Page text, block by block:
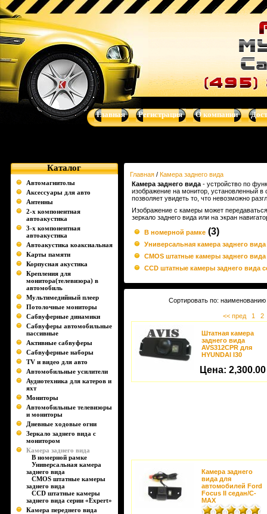
Камера заднего вида - Музыка для Вашего авто -
навигационные системы от Clarion, Mystery, Kicker, Prology,
Главная Регистрация О компании
Каталог
Автомагнитолы
Аксессуары для авто
Антенны
2-х компонентная
автоакустика
3-х компонентная
автоакустика
Автоакустика коаксиальная
Карты памяти
Корпусная акустика
Крепления для
монитора(телевизора) в
автомобиль
Мультимедийный плеер
Потолочные мониторы
Сабвуферные динамики
Сабвуферы автомобильные
пассивные
Активные сабвуферы
Сабвуферные наборы
TV и видео для авто
Автомобильные усилители
Аудиотехника для катеров и
яхт
Мониторы
Автомобильные телевизоры
и мониторы
Дневные ходовые огни
Зеркало заднего вида с
монитором
Камера заднего вида
В номерной рамке
Универсальная камера
заднего вида
CMOS штатные камеры
заднего вида
CCD штатные камеры
заднего вида серии «Expert»
Камера переднего вида
Главная / Камера заднего вида
Камера заднего вида - устройство по
изображение на монитор, установленный
позволяет увидеть то, что невозможно
Изображение с камеры может
зеркало заднего вида или на экран
В номерной рамке (3)
Универсальная камера заднего вида
CMOS штатные камеры заднего вида
CCD штатные камеры заднего вида
Сортировать по:
<< пред 1 2
Штатная камера
заднего вида
AVS312CPR для
HYUNDAI I30
Цена:
Камера заднего
вида для
автомобилей Ford
Focus II седан/C-
MAX